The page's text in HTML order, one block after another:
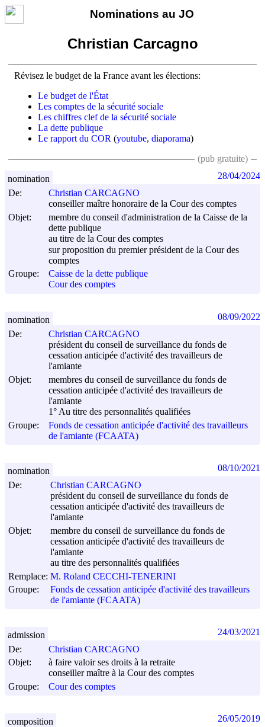
Nominations au JO
Christian Carcagno
Révisez le budget de la France avant les élections:
Le budget de l'État
Les comptes de la sécurité sociale
Les chiffres clef de la sécurité sociale
La dette publique
Le rapport du COR (youtube, diaporama)
(pub gratuite)
De:
Christian CARCAGNO
conseiller maître honoraire de la Cour des comptes
Objet:
membre du conseil d'administration de la Caisse de la
dette publique
au titre de la Cour des comptes
sur proposition du premier président de la Cour des
comptes
Groupe:
Caisse de la dette publique
Cour des comptes
nomination 28/04/2024
De:
Christian CARCAGNO
président du conseil de surveillance du fonds de
cessation anticipée d'activité des travailleurs de
l'amiante
Objet:
membres du conseil de surveillance du fonds de
cessation anticipée d'activité des travailleurs de
l'amiante
1° Au titre des personnalités qualifiées
Groupe:
Fonds de cessation anticipée d'activité des travailleurs
de l'amiante (FCAATA)
nomination 08/09/2022
De:
Christian CARCAGNO
président du conseil de surveillance du fonds de
cessation anticipée d'activité des travailleurs de
l'amiante
Objet:
membre du conseil de surveillance du fonds de
cessation anticipée d'activité des travailleurs de
l'amiante
au titre des personnalités qualifiées
Remplace: M. Roland CECCHI-TENERINI
Groupe:
Fonds de cessation anticipée d'activité des travailleurs
de l'amiante (FCAATA)
nomination 08/10/2021
De:
Christian CARCAGNO
Objet:
à faire valoir ses droits à la retraite
conseiller maître à la Cour des comptes
Groupe:
Cour des comptes
admission 24/03/2021
composition 26/05/2019